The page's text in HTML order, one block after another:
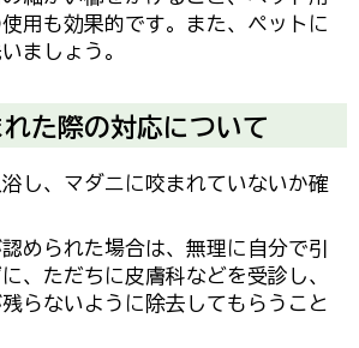
用も効果的です。また、ペットに
ましょう。
た際の対応について
し、マダニに咬まれていないか確
められた場合は、無理に自分で引
、ただちに皮膚科などを受診し、
らないように除去してもらうこと